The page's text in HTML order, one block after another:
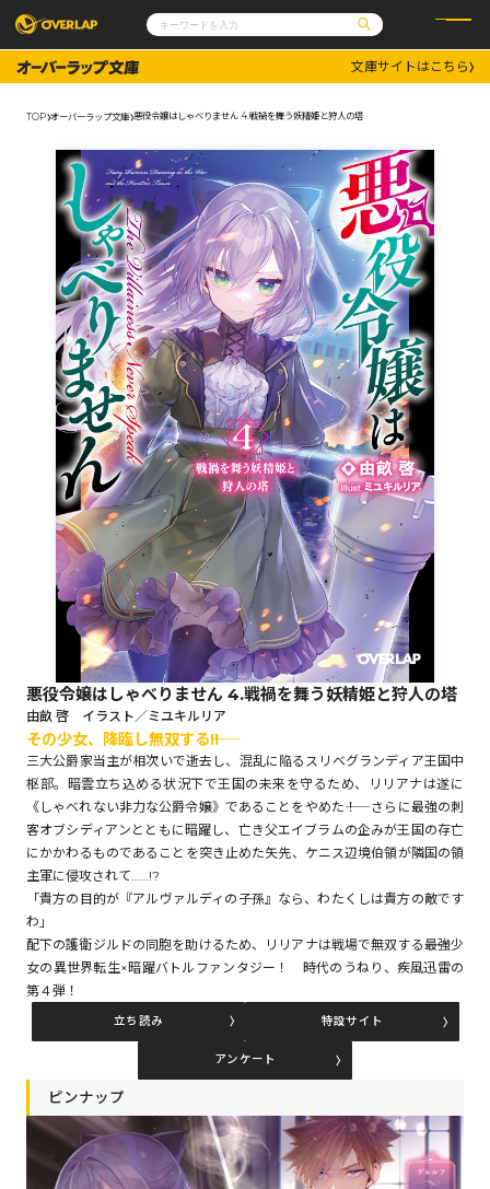
コミックガルド
コミッククリエ
文庫
ノベルス
その他
コミックエッセイ
ポケットモンスター
アニメ
ゲーム
通販・NEWS
OVERLAP STORE
オーバーラップ広報室
企業
会社概要
採用情報
アクセス
オーバーラップホールディングス
お問い合わせはこちら
オーバーラップ文庫
オーバーラップノベルス
オーバーラップノベルスf
ロサージュノベルス
コミックガルド
コミッククリエ
コミックパルフェ
文庫サイトはこちら
TOP オーバーラップ文庫 悪役令嬢はしゃべりません 4.戦禍を舞う妖精姫と狩人の塔
悪役令嬢はしゃべりません 4.戦禍を舞う妖精姫と狩人の塔
由畝 啓 イラスト／ミユキルリア
その少女、降臨し無双する――!!
三大公爵家当主が相次いで逝去し、混乱に陥るスリベグランディア王国中
枢部。暗雲立ち込める状況下で王国の未来を守るため、リリアナは遂に
《しゃべれない非力な公爵令嬢》であることをやめた――！ さらに最強の刺
客オブシディアンとともに暗躍し、亡き父エイブラムの企みが王国の存亡
にかかわるものであることを突き止めた矢先、ケニス辺境伯領が隣国の領
主軍に侵攻されて……!?
「貴方の目的が『アルヴァルディの子孫』なら、わたくしは貴方の敵です
わ」
配下の護衛ジルドの同胞を助けるため、リリアナは戦場で無双する――最強少
女の異世界転生×暗躍バトルファンタジー！ 時代のうねり、疾風迅雷の
第４弾！
立ち読み 特設サイト
アンケート
ピンナップ